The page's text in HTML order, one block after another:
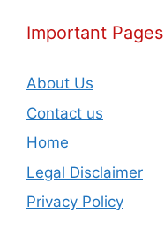
Important Pages
About Us
Contact us
Home
Legal Disclaimer
Privacy Policy